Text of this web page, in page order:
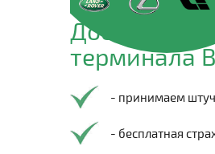
Доставим
терминала
- принимаем
- бесплатная